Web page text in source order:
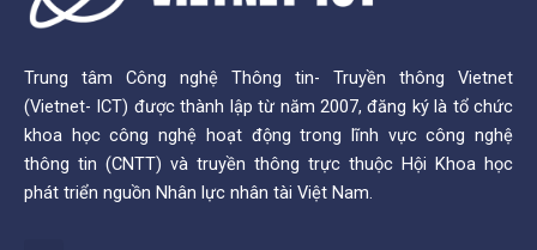
Trung tâm Công nghệ Thông tin- Truyền thông Vietnet
(Vietnet- ICT) được thành lập từ năm 2007, đăng ký là tổ chức
khoa học công nghệ hoạt động trong lĩnh vực công nghệ
thông tin (CNTT) và truyền thông trực thuộc Hội Khoa học
phát triển nguồn Nhân lực nhân tài Việt Nam.